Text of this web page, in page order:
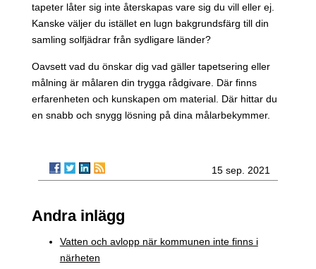
tapeter låter sig inte återskapas vare sig du vill eller ej.
Kanske väljer du istället en lugn bakgrundsfärg till din
samling solfjädrar från sydligare länder?
Oavsett vad du önskar dig vad gäller tapetsering eller
målning är målaren din trygga rådgivare. Där finns
erfarenheten och kunskapen om material. Där hittar du
en snabb och snygg lösning på dina målarbekymmer.
15 sep. 2021
Andra inlägg
Vatten och avlopp när kommunen inte finns i
närheten